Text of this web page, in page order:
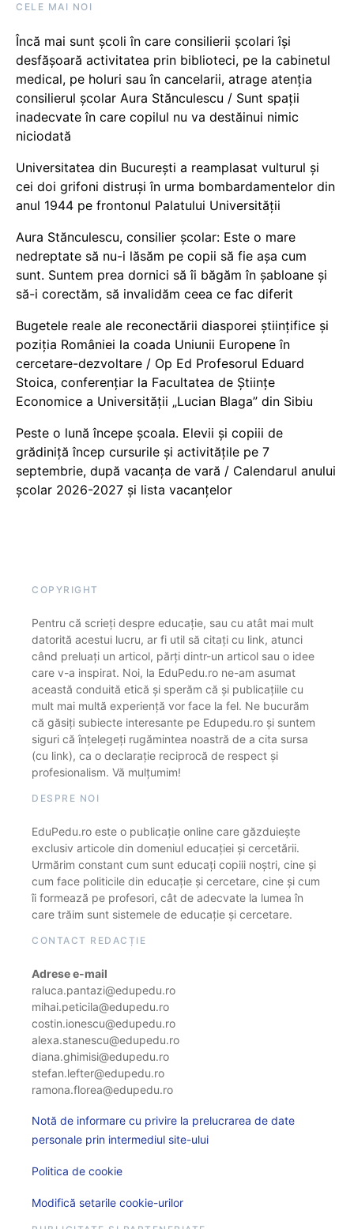
CELE MAI NOI
Încă mai sunt școli în care consilierii școlari își
desfășoară activitatea prin biblioteci, pe la cabinetul
medical, pe holuri sau în cancelarii, atrage atenția
consilierul școlar Aura Stănculescu / Sunt spații
inadecvate în care copilul nu va destăinui nimic
niciodată
Universitatea din București a reamplasat vulturul și
cei doi grifoni distruși în urma bombardamentelor din
anul 1944 pe frontonul Palatului Universității
Aura Stănculescu, consilier școlar: Este o mare
nedreptate să nu-i lăsăm pe copii să fie așa cum
sunt. Suntem prea dornici să îi băgăm în șabloane și
să-i corectăm, să invalidăm ceea ce fac diferit
Bugetele reale ale reconectării diasporei științifice și
poziția României la coada Uniunii Europene în
cercetare-dezvoltare / Op Ed Profesorul Eduard
Stoica, conferențiar la Facultatea de Științe
Economice a Universității „Lucian Blaga” din Sibiu
Peste o lună începe școala. Elevii și copiii de
grădiniță încep cursurile și activitățile pe 7
septembrie, după vacanța de vară / Calendarul anului
școlar 2026-2027 și lista vacanțelor
COPYRIGHT
Pentru că scrieți despre educație, sau cu atât mai mult
datorită acestui lucru, ar fi util să citați cu link, atunci
când preluați un articol, părți dintr-un articol sau o idee
care v-a inspirat. Noi, la EduPedu.ro ne-am asumat
această conduită etică și sperăm că și publicațiile cu
mult mai multă experiență vor face la fel. Ne bucurăm
că găsiți subiecte interesante pe Edupedu.ro și suntem
siguri că înțelegeți rugămintea noastră de a cita sursa
(cu link), ca o declarație reciprocă de respect și
profesionalism. Vă mulțumim!
DESPRE NOI
EduPedu.ro este o publicație online care găzduiește
exclusiv articole din domeniul educației și cercetării.
Urmărim constant cum sunt educați copiii noștri, cine și
cum face politicile din educație și cercetare, cine și cum
îi formează pe profesori, cât de adecvate la lumea în
care trăim sunt sistemele de educație și cercetare.
CONTACT REDACȚIE
Adrese e-mail
raluca.pantazi@edupedu.ro
mihai.peticila@edupedu.ro
costin.ionescu@edupedu.ro
alexa.stanescu@edupedu.ro
diana.ghimisi@edupedu.ro
stefan.lefter@edupedu.ro
ramona.florea@edupedu.ro
Notă de informare cu privire la prelucrarea de date
personale prin intermediul site-ului
Politica de cookie
Modifică setarile cookie-urilor